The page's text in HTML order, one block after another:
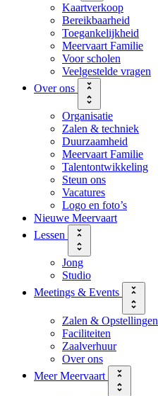
Kaartverkoop
Bereikbaarheid
Toegankelijkheid
Meervaart Familie
Voor scholen
Veelgestelde vragen
Over ons
Organisatie
Zalen & techniek
Duurzaamheid
Meervaart Familie
Talentontwikkeling
Steun ons
Vacatures
Logo en foto’s
Nieuwe Meervaart
Lessen
Jong
Studio
Meetings & Events
Zalen & Opstellingen
Faciliteiten
Zaalverhuur
Over ons
Meer Meervaart